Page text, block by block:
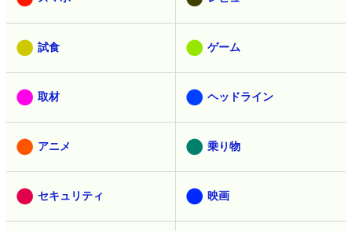
試食 ゲーム
取材 ヘッドライン
アニメ 乗り物
セキュリティ 映画